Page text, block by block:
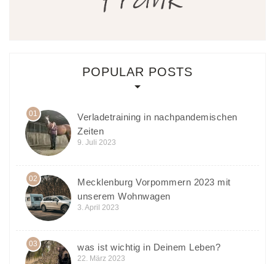
POPULAR POSTS
01
Verladetraining in nachpandemischen
Zeiten
9. Juli 2023
02
Mecklenburg Vorpommern 2023 mit
unserem Wohnwagen
3. April 2023
03 was ist wichtig in Deinem Leben?
22. März 2023